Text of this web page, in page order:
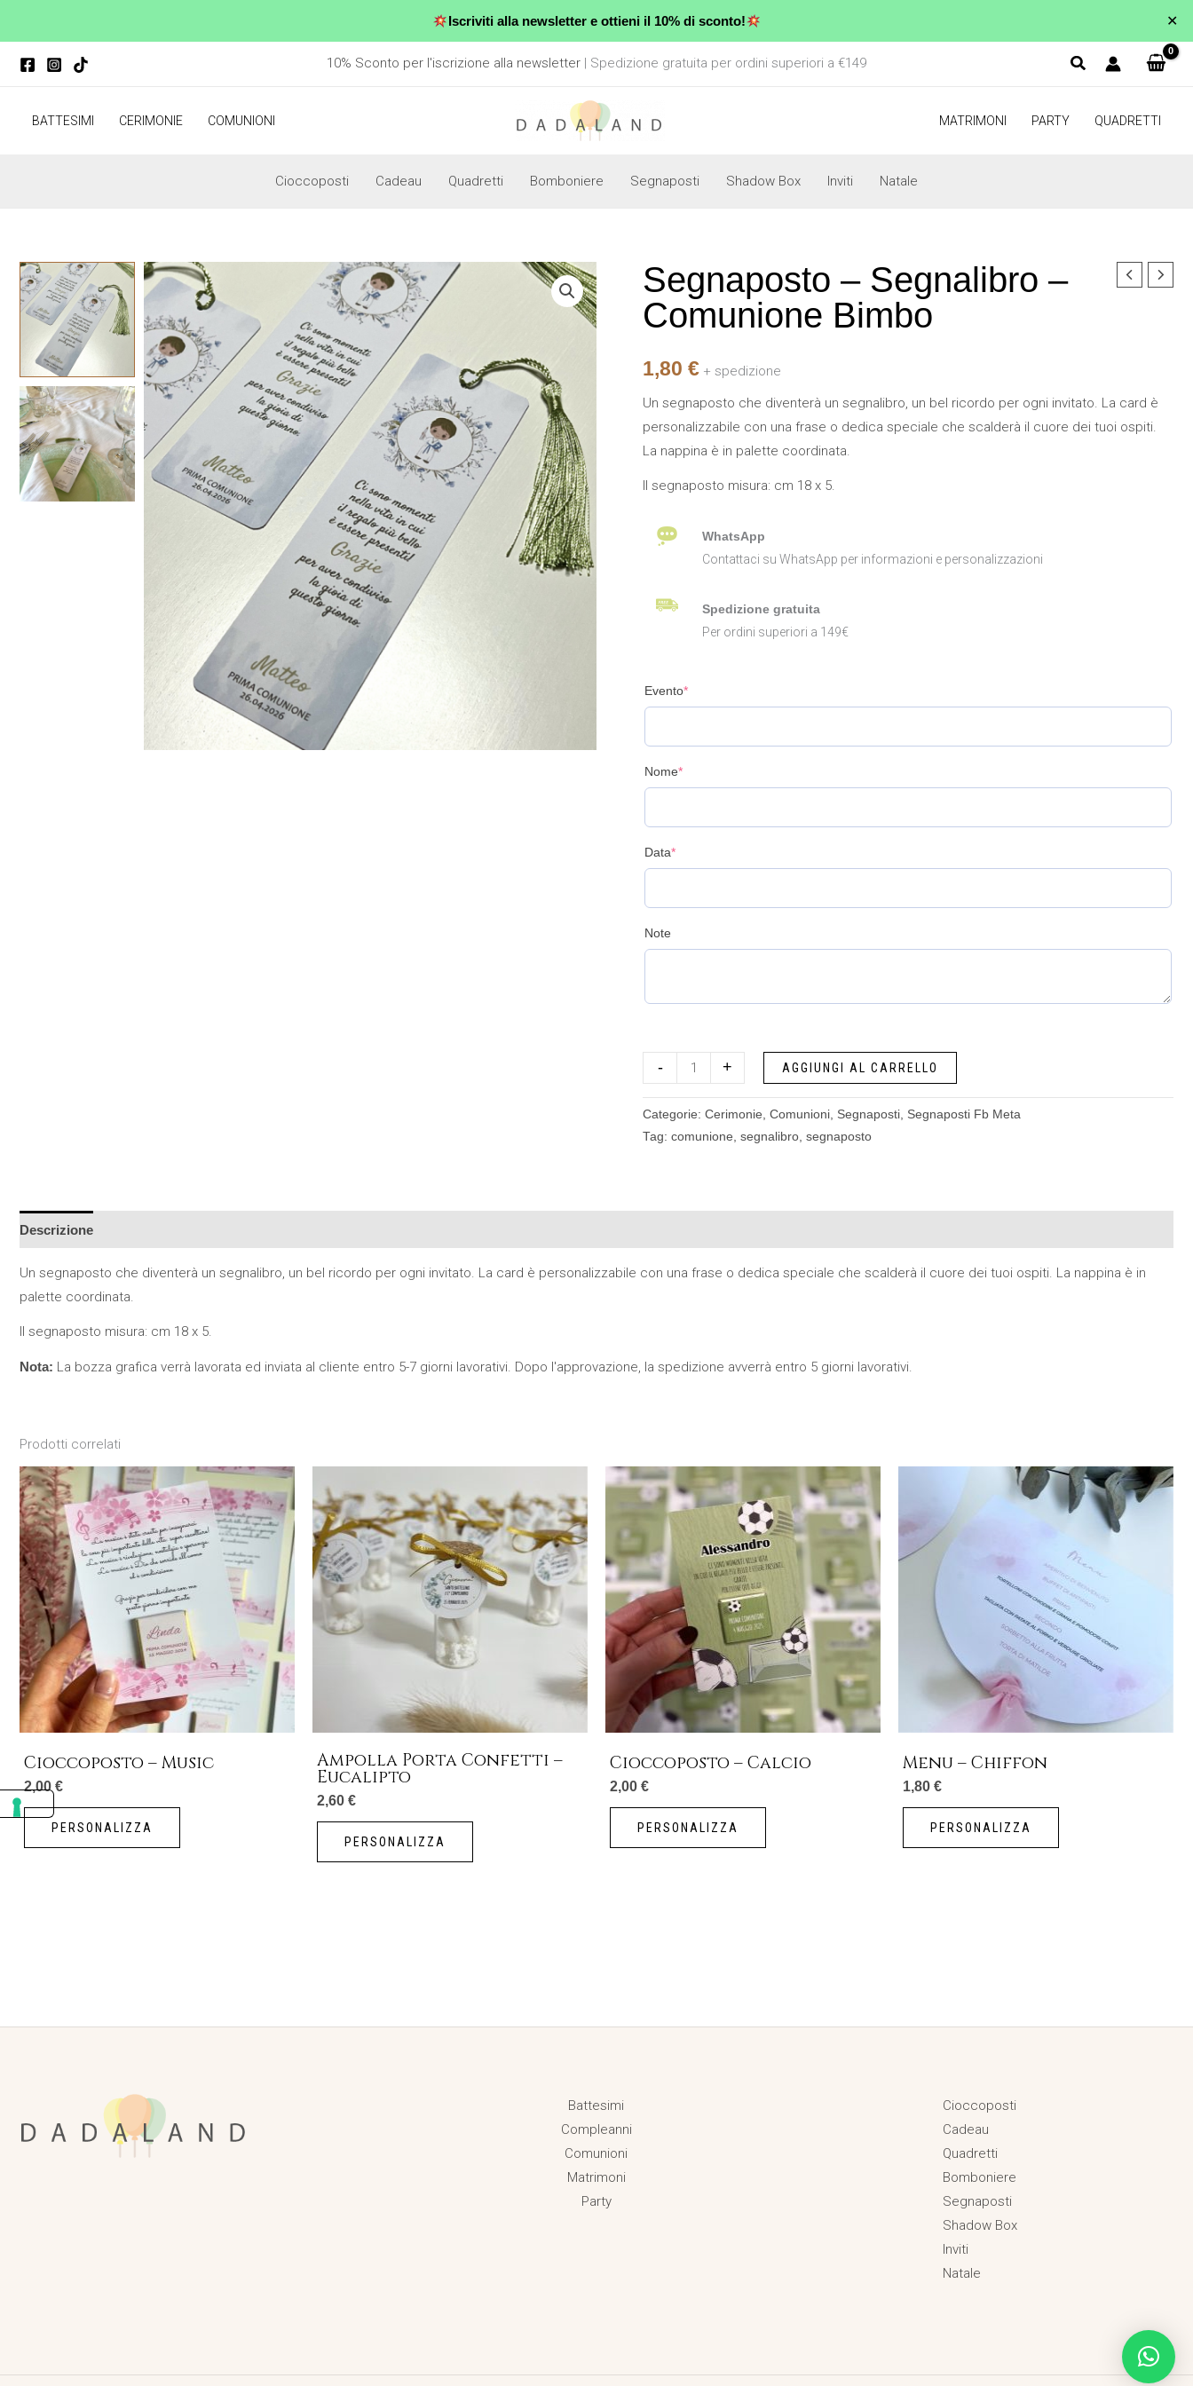
Iscriviti alla newsletter e ottieni il 10% di sconto! ✕
contenuto
10% Sconto per l'iscrizione alla newsletter | Spedizione gratuita per ordini superiori a €149
BATTESIMI CERIMONIE COMUNIONI MATRIMONI PARTY QUADRETTI
Cioccoposti Cadeau Quadretti Bomboniere Segnaposti Shadow Box Inviti Natale
Segnaposto – Segnalibro –
Comunione Bimbo
1,80 € + spedizione
Un segnaposto che diventerà un segnalibro, un bel ricordo per ogni invitato. La card è
personalizzabile con una frase o dedica speciale che scalderà il cuore dei tuoi ospiti.
La nappina è in palette coordinata.
Il segnaposto misura: cm 18 x 5.
WhatsApp
Contattaci su WhatsApp per informazioni e personalizzazioni
Spedizione gratuita
Per ordini superiori a 149€
Evento*
Nome*
Data*
Note
-
Segnaposto
Segnalibro
Comunione
+ AGGIUNGI AL CARRELLO
Categorie: Cerimonie, Comunioni, Segnaposti, Segnaposti Fb Meta
Tag: comunione, segnalibro, segnaposto
Descrizione
Un segnaposto che diventerà un segnalibro, un bel ricordo per ogni invitato. La card è personalizzabile con una frase o dedica speciale che scalderà il cuore dei tuoi ospiti. La nappina è in
palette coordinata.
Il segnaposto misura: cm 18 x 5.
Nota: La bozza grafica verrà lavorata ed inviata al cliente entro 5-7 giorni lavorativi. Dopo l'approvazione, la spedizione avverrà entro 5 giorni lavorativi.
Prodotti correlati
Cioccoposto – Music
2,00 €
PERSONALIZZA
Ampolla Porta Confetti –
Eucalipto
2,60 €
PERSONALIZZA
Cioccoposto – Calcio
2,00 €
PERSONALIZZA
Menu – Chiffon
1,80 €
PERSONALIZZA
Battesimi
Compleanni
Comunioni
Matrimoni
Party
Cioccoposti
Cadeau
Quadretti
Bomboniere
Segnaposti
Shadow Box
Inviti
Natale